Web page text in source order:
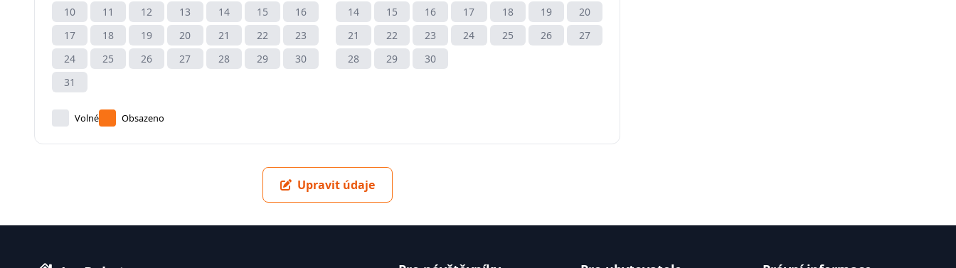
10
11 12 13 14 15
16
17
18 19 20 21 22
23
24
25 26 27 28 29
30
31
14
15 16 17 18 19
20
21
22 23 24 25 26
27
28
29 30
Volné Obsazeno
Upravit údaje